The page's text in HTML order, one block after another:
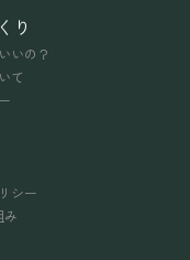
り
いの？
て
シー
み